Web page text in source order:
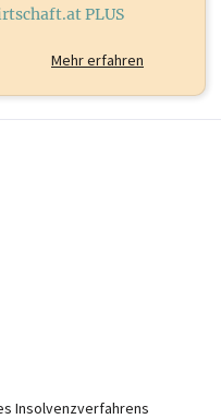
PLUS
Mehr erfahren
Insolvenzverfahrens